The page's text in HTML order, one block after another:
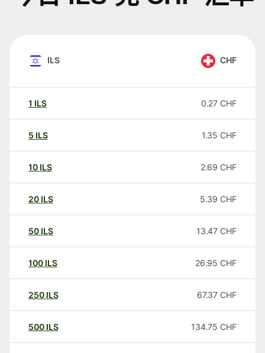
ILS CHF
1 ILS 0.27 CHF
5 ILS 1.35 CHF
10 ILS 2.69 CHF
20 ILS 5.39 CHF
50 ILS 13.47 CHF
100 ILS 26.95 CHF
250 ILS 67.37 CHF
500 ILS 134.75 CHF